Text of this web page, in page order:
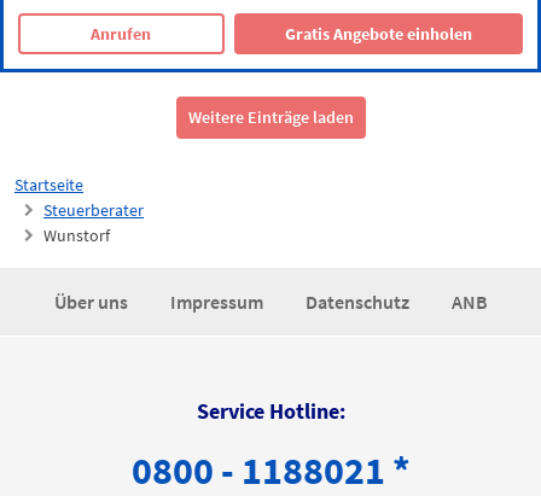
Startseite
Steuerberater
Wunstorf
Anrufen Gratis Angebote einholen
Weitere Einträge laden
Über uns Impressum Datenschutz ANB
Service Hotline:
0800 - 1188021 *